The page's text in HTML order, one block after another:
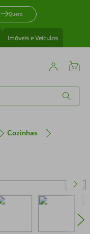
Quero
Imóveis e Veículos
Cozinhas